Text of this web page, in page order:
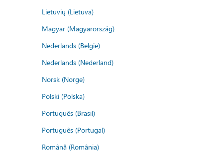
Lietuvių (Lietuva)
Magyar (Magyarország)
Nederlands (België)
Nederlands (Nederland)
Norsk (Norge)
Polski (Polska)
Português (Brasil)
Português (Portugal)
Română (România)